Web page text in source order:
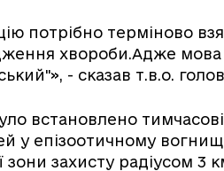
потрібно терміново
хвороби.Адже
- сказав т.в.о.
встановлено
у епізоотичному
зони захисту радіусом 3